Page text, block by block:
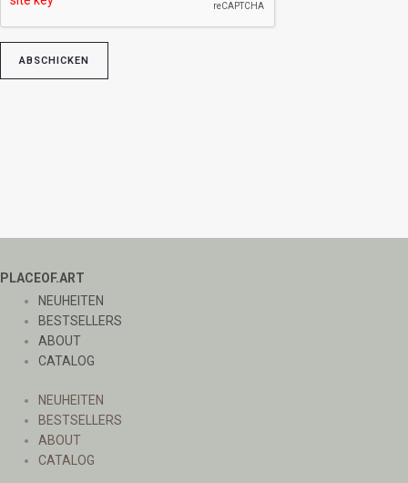
PLACEOF.ART
NEUHEITEN
BESTSELLERS
ABOUT
CATALOG
NEUHEITEN
BESTSELLERS
ABOUT
CATALOG